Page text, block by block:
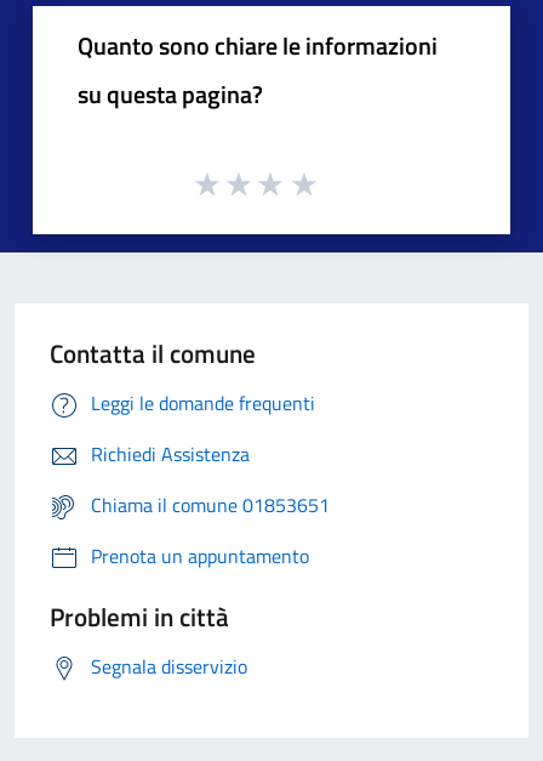
Quanto sono chiare le informazioni
su questa pagina?
Contatta il comune
Leggi le domande frequenti
Richiedi Assistenza
Chiama il comune 01853651
Prenota un appuntamento
Problemi in città
Segnala disservizio